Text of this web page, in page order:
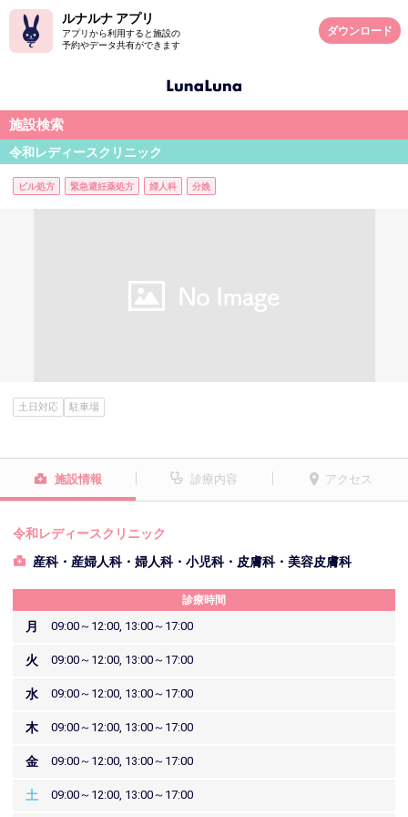
ルナルナ アプリ
アプリから利用すると施設の
予約やデータ共有ができます
ダウンロード
施設検索
令和レディースクリニック
ピル処方 緊急避妊薬処方 婦人科 分娩
土日対応 駐車場
施設情報 診療内容 アクセス
令和レディースクリニック
産科・産婦人科・婦人科・小児科・皮膚科・美容皮膚科
診療時間
月 09:00～12:00, 13:00～17:00
火 09:00～12:00, 13:00～17:00
水 09:00～12:00, 13:00～17:00
木 09:00～12:00, 13:00～17:00
金 09:00～12:00, 13:00～17:00
土 09:00～12:00, 13:00～17:00